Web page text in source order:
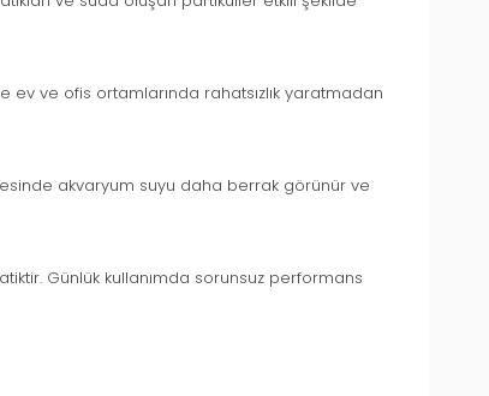
ev ve ofis ortamlarında rahatsızlık yaratmadan
akvaryum suyu daha berrak görünür ve
Günlük kullanımda sorunsuz performans